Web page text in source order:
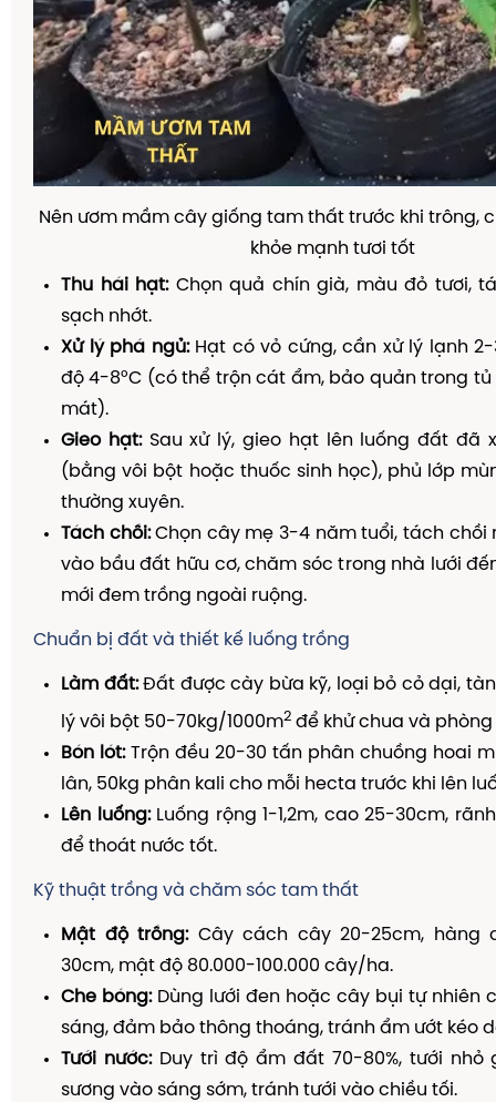
Nên ươm mầm cây giống tam thất trước khi trông,
khỏe mạnh tươi tốt
Thu hái hạt:Chọn quả chín già, màu đỏ tươi,
sạch nhớt.
Xử lý phá ngủ:Hạt có vỏ cứng, cần xử lý lạnh
độ 4-8°C (có thể trộn cát ẩm, bảo quản trong
mát).
Gieo hạt:Sau xử lý, gieo hạt lên luống đất đã
(bằng vôi bột hoặc thuốc sinh học), phủ lớp
thường xuyên.
Tách chồi:Chọn cây mẹ 3-4 năm tuổi, tách chồi
vào bầu đất hữu cơ, chăm sóc trong nhà lưới
mới đem trồng ngoài ruộng.
Chuẩn bị đất và thiết kế luống trồng
Làm đất:Đất được cày bừa kỹ, loại bỏ cỏ dại,
lý vôi bột 50-70kg/1000m2 để khử chua và
Bón lót:Trộn đều 20-30 tấn phân chuồng hoai
lân, 50kg phân kali cho mỗi hecta trước khi lên
Lên luống:Luống rộng 1-1,2m, cao 25-30cm,
để thoát nước tốt.
Kỹ thuật trồng và chăm sóc tam thất
Mật độ trồng:Cây cách cây 20-25cm, hàng
30cm, mật độ 80.000-100.000 cây/ha.
Che bóng:Dùng lưới đen hoặc cây bụi tự nhiên
sáng, đảm bảo thông thoáng, tránh ẩm ướt kéo
Tưới nước:Duy trì độ ẩm đất 70-80%, tưới nhỏ
sương vào sáng sớm, tránh tưới vào chiều tối.